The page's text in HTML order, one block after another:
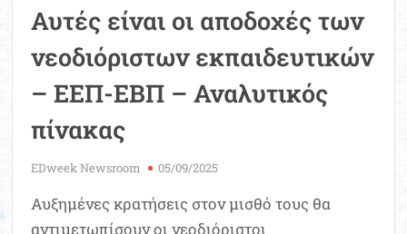
Αυτές είναι οι αποδοχές των
νεοδιόριστων εκπαιδευτικών
– ΕΕΠ-ΕΒΠ – Αναλυτικός
πίνακας
EDweek Newsroom 05/09/2025
Αυξημένες κρατήσεις στον μισθό τους θα
αντιμετωπίσουν οι νεοδιόριστοι